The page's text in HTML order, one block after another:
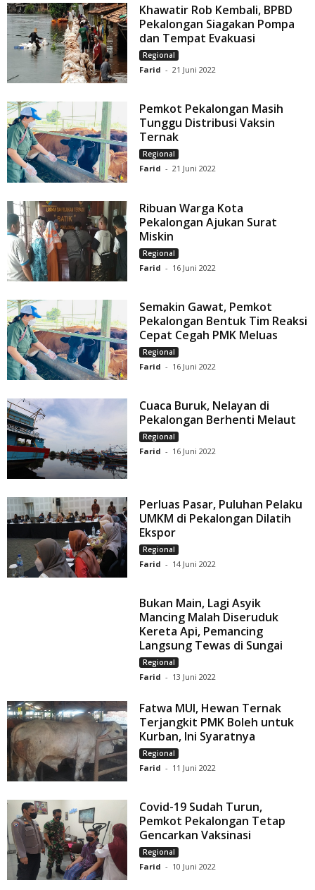
Khawatir Rob Kembali, BPBD
Pekalongan Siagakan Pompa
dan Tempat Evakuasi
Regional
Farid - 21 Juni 2022
Pemkot Pekalongan Masih
Tunggu Distribusi Vaksin
Ternak
Regional
Farid - 21 Juni 2022
Ribuan Warga Kota
Pekalongan Ajukan Surat
Miskin
Regional
Farid - 16 Juni 2022
Semakin Gawat, Pemkot
Pekalongan Bentuk Tim Reaksi
Cepat Cegah PMK Meluas
Regional
Farid - 16 Juni 2022
Cuaca Buruk, Nelayan di
Pekalongan Berhenti Melaut
Regional
Farid - 16 Juni 2022
Perluas Pasar, Puluhan Pelaku
UMKM di Pekalongan Dilatih
Ekspor
Regional
Farid - 14 Juni 2022
Bukan Main, Lagi Asyik
Mancing Malah Diseruduk
Kereta Api, Pemancing
Langsung Tewas di Sungai
Regional
Farid - 13 Juni 2022
Fatwa MUI, Hewan Ternak
Terjangkit PMK Boleh untuk
Kurban, Ini Syaratnya
Regional
Farid - 11 Juni 2022
Covid-19 Sudah Turun,
Pemkot Pekalongan Tetap
Gencarkan Vaksinasi
Regional
Farid - 10 Juni 2022